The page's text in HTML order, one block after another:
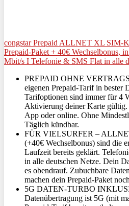
congstar Prepaid ALLNET XL SIM-
Prepaid-Paket + 40€ Wechselbonus,
Mbit/s I Telefonie & SMS Flat in alle
PREPAID OHNE
eigenen Prepaid-Tarif in bester
Tarifoptionen sind immer für 4
Aktivierung deiner Karte gültig.
App oder online. Ohne
Täglich kündbar.
FÜR VIELSURFER –
(+40€ Wechselbonus) sind die
Laufzeit bereits geklärt.
in alle deutschen Netze. Dein
es obendrauf. Zubuchbare
machen dein Prepaid-Paket
5G DATEN-TURBO
Datenübertragung ist 5G (mit